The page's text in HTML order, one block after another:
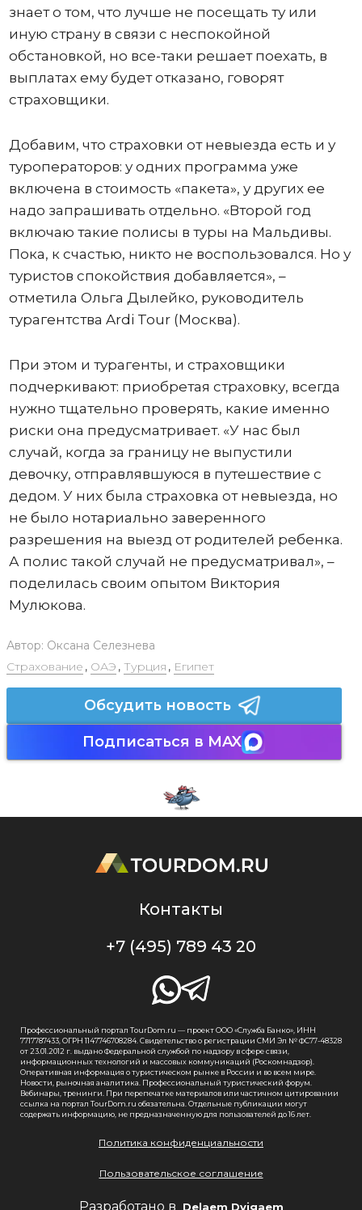
знает о том, что лучше не посещать ту или
иную страну в связи с неспокойной
обстановкой, но все-таки решает поехать, в
выплатах ему будет отказано, говорят
страховщики.
Добавим, что страховки от невыезда есть и у
туроператоров: у одних программа уже
включена в стоимость «пакета», у других ее
надо запрашивать отдельно. «Второй год
включаю такие полисы в туры на Мальдивы.
Пока, к счастью, никто не воспользовался. Но у
туристов спокойствия добавляется», –
отметила Ольга Дылейко, руководитель
турагентства Ardi Tour (Москва).
При этом и турагенты, и страховщики
подчеркивают: приобретая страховку, всегда
нужно тщательно проверять, какие именно
риски она предусматривает. «У нас был
случай, когда за границу не выпустили
девочку, отправлявшуюся в путешествие с
дедом. У них была страховка от невыезда, но
не было нотариально заверенного
разрешения на выезд от родителей ребенка.
А полис такой случай не предусматривал», –
поделилась своим опытом Виктория
Мулюкова.
Автор: Оксана Селезнева
Страхование , ОАЭ , Турция , Египет
Обсудить новость
Подписаться в MAX
Контакты
+7 (495) 789 43 20
Профессиональный портал TourDom.ru — проект ООО «Служба Банко», ИНН
7717787433, ОГРН 1147746708284. Свидетельство о регистрации СМИ Эл № ФС77-48328
от 23.01.2012 г. выдано Федеральной службой по надзору в сфере связи,
информационных технологий и массовых коммуникаций (Роскомнадзор).
Оперативная информация о туристическом рынке в России и во всем мире.
Новости, рыночная аналитика. Профессиональный туристический форум.
Вебинары, тренинги. При перепечатке материалов или частичном цитировании
ссылка на портал TourDom.ru обязательна. Отдельные публикации могут
содержать информацию, не предназначенную для пользователей до 16 лет.
Политика конфиденциальности
Пользовательское соглашение
Разработано в Delaem Dvigaem